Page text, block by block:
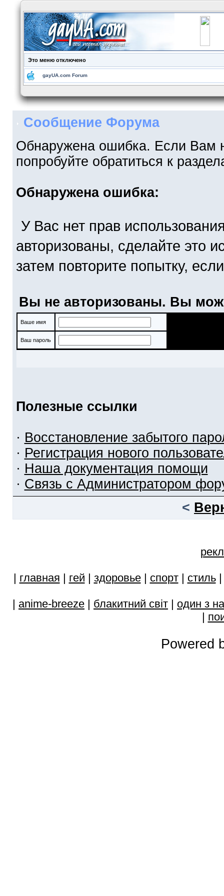
Это меню отключено
gayUA.com Forum
Сообщение Форума
Обнаружена ошибка. Если Вам
попробуйте обратиться к
Обнаружена ошибка:
У Вас нет прав
авторизованы, сделайте это
затем повторите попытку,
Вы не авторизованы. Вы
Ваше имя
Ваш пароль
Полезные ссылки
· Восстановление забытого
· Регистрация нового
· Наша документация помощи
· Связь с Администратором
<
| главная | гей | здоровье| спорт| стиль
| anime-breeze | блакитний свiт | один з
|
Powered